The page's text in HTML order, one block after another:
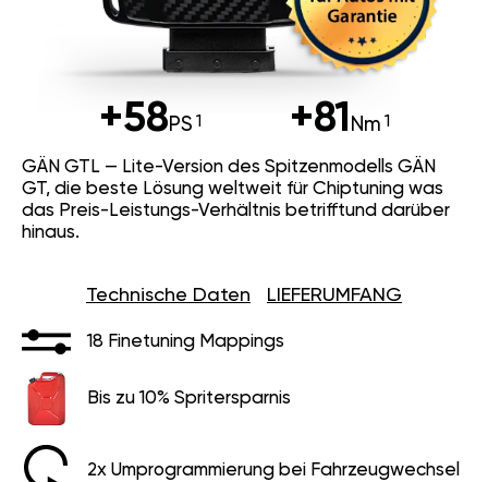
+58PS +81 Nm
GÄN GTL — Lite-Version des Spitzenmodells GÄN
GT, die beste Lösung weltweit für Chiptuning was
das Preis-Leistungs-Verhältnis betrifftund darüber
hinaus.
Technische Daten LIEFERUMFANG
18 Finetuning Mappings
Bis zu 10% Spritersparnis
2x Umprogrammierung bei Fahrzeugwechsel